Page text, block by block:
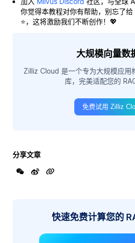
你觉得本教程对你有帮助，别忘了给
⭐，这将激励我们不断创作！💖
大规模向量数
Zilliz Cloud 是一个专为大规模应用
库，完美适配您的
免费试用 Zilliz
分享文章
快速免费计算您的